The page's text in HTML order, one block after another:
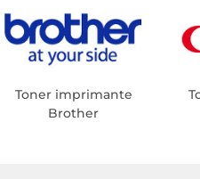
Toner imprimante
Brother